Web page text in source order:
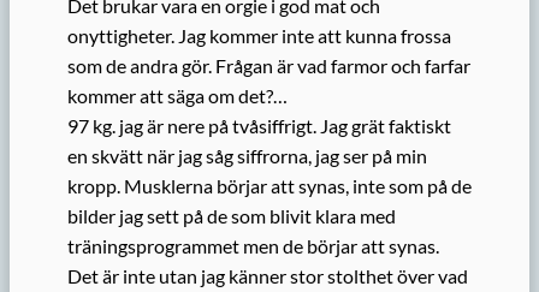
Det brukar vara en orgie i god mat och
onyttigheter. Jag kommer inte att kunna frossa
som de andra gör. Frågan är vad farmor och farfar
kommer att säga om det?…
97 kg. jag är nere på tvåsiffrigt. Jag grät faktiskt
en skvätt när jag såg siffrorna, jag ser på min
kropp. Musklerna börjar att synas, inte som på de
bilder jag sett på de som blivit klara med
träningsprogrammet men de börjar att synas.
Det är inte utan jag känner stor stolthet över vad